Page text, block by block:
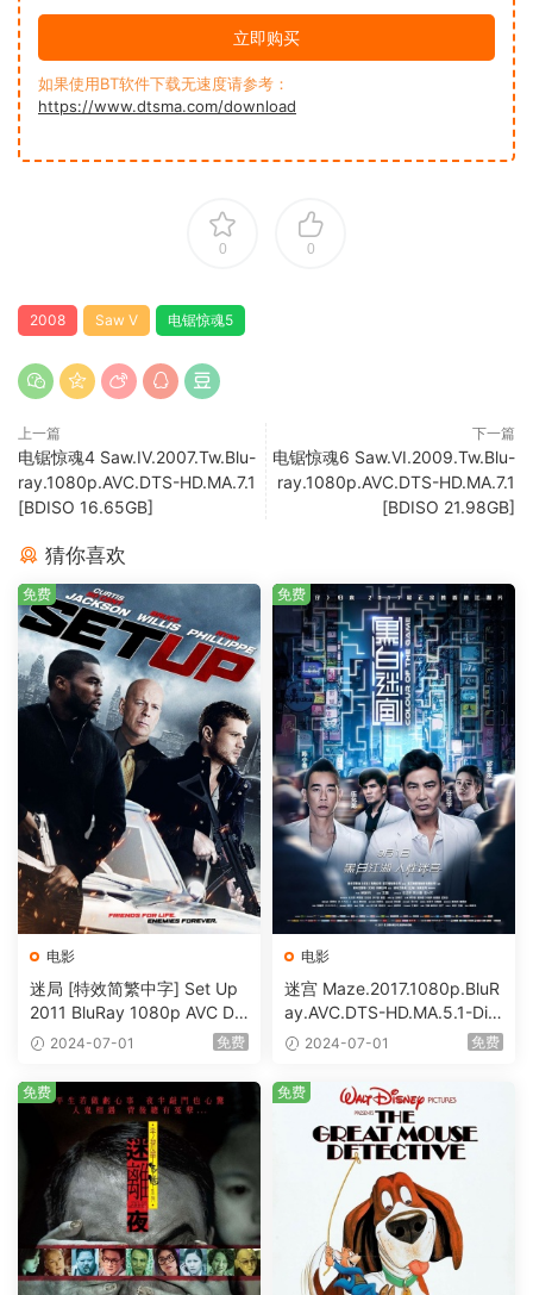
立即购买
如果使用BT软件下载无速度请参考：
https://www.dtsma.com/download
0 0
2008 Saw V 电锯惊魂5
上一篇
电锯惊魂4 Saw.IV.2007.Tw.Blu-
ray.1080p.AVC.DTS-HD.MA.7.1
[BDISO 16.65GB]
下一篇
电锯惊魂6 Saw.VI.2009.Tw.Blu-
ray.1080p.AVC.DTS-HD.MA.7.1
[BDISO 21.98GB]
猜你喜欢
电影
迷局 [特效简繁中字] Set Up
2011 BluRay 1080p AVC DT
S-HD MA5.1-shhaclm@CHD
2024-07-01 免费
免费
电影
迷宫 Maze.2017.1080p.BluR
ay.AVC.DTS-HD.MA.5.1-DiY
@HDHome [BDISO 19.7GB]
2024-07-01 免费
免费
免费 免费